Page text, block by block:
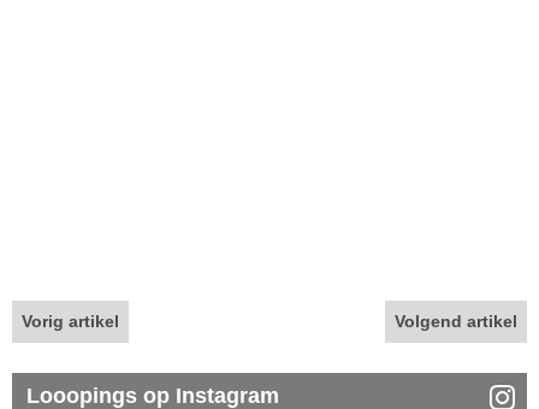
Vorig artikel Volgend artikel
Looopings op Instagram